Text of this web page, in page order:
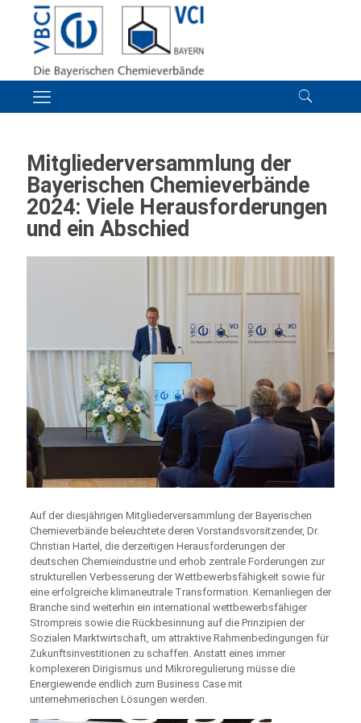
Mitgliederversammlung der
Bayerischen Chemieverbände
2024: Viele Herausforderungen
und ein Abschied
Auf der diesjährigen Mitgliederversammlung der Bayerischen
Chemieverbände beleuchtete deren Vorstandsvorsitzender, Dr.
Christian Hartel, die derzeitigen Herausforderungen der
deutschen Chemieindustrie und erhob zentrale Forderungen zur
strukturellen Verbesserung der Wettbewerbsfähigkeit sowie für
eine erfolgreiche klimaneutrale Transformation. Kernanliegen der
Branche sind weiterhin ein international wettbewerbsfähiger
Strompreis sowie die Rückbesinnung auf die Prinzipien der
Sozialen Marktwirtschaft, um attraktive Rahmenbedingungen für
Zukunftsinvestitionen zu schaffen. Anstatt eines immer
komplexeren Dirigismus und Mikroregulierung müsse die
Energiewende endlich zum Business Case mit
unternehmerischen Lösungen werden.